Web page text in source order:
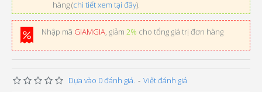
hàng (chi tiết xem tại đây).
Nhập mã GIAMGIA, giảm 2% cho tổng giá trị đơn hàng
Dựa vào 0 đánh giá. - Viết đánh giá